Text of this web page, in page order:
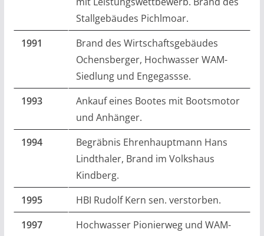
Stallgebäudes Pichlmoar.
1991
Brand des Wirtschaftsgebäudes
Ochensberger, Hochwasser WAM-
Siedlung und Engegassse.
1993
Ankauf eines Bootes mit Bootsmotor
und Anhänger.
1994
Begräbnis Ehrenhauptmann Hans
Lindthaler, Brand im Volkshaus
Kindberg.
1995
HBI Rudolf Kern sen. verstorben.
1997
Hochwasser Pionierweg und WAM-